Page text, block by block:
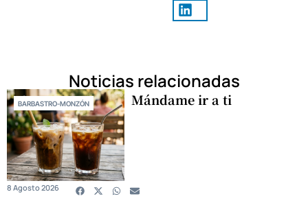
Noticias relacionadas
BARBASTRO-MONZÓN Mándame ir a ti
8 Agosto 2026